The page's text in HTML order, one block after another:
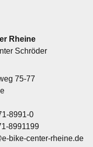
Rheine
Schröder
75-77
8991-0
8991199
bike-center-rheine.de